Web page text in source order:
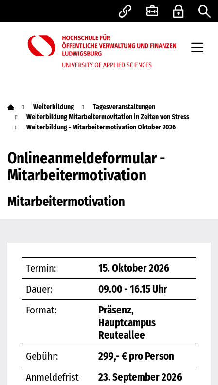
Weiterbildung
Tagesveranstaltungen
Weiterbildung Mitarbeitermovitation in Zeiten von Stress
Weiterbildung - Mitarbeitermotivation Oktober 2026
Onlineanmeldeformular -
Mitarbeitermotivation
Mitarbeitermotivation
Termin:
15. Oktober 2026
Dauer:
09.00 - 16.15 Uhr
Format:
Präsenz,
Hauptcampus
Reuteallee
Gebühr:
299,- € pro Person
Anmeldefrist
23. September 2026